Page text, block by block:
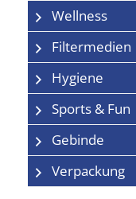
Wellness
Filtermedien
Hygiene
Sports & Fun
Gebinde
Verpackung